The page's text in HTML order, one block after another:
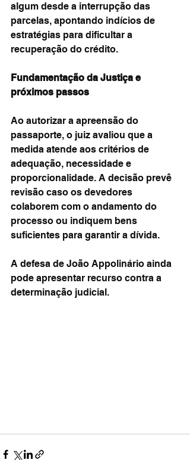
algum desde a interrupção das
parcelas, apontando indícios de
estratégias para dificultar a
recuperação do crédito.
Fundamentação da Justiça e
próximos passos
Ao autorizar a apreensão do
passaporte, o juiz avaliou que a
medida atende aos critérios de
adequação, necessidade e
proporcionalidade. A decisão prevê
revisão caso os devedores
colaborem com o andamento do
processo ou indiquem bens
suficientes para garantir a dívida.
A defesa de João Appolinário ainda
pode apresentar recurso contra a
determinação judicial.